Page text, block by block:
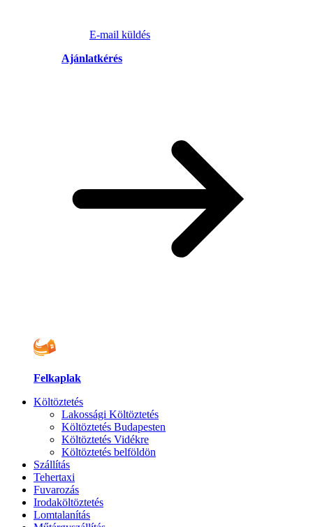
E-mail küldés
Ajánlatkérés
Felkaplak
Költöztetés
Lakossági Költöztetés
Költöztetés Budapesten
Költöztetés Vidékre
Költöztetés belföldön
Szállítás
Tehertaxi
Fuvarozás
Irodaköltöztetés
Lomtalanítás